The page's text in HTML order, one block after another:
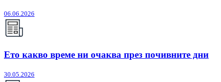
06.06.2026
Ето какво време ни очаква през почивните дни
30.05.2026